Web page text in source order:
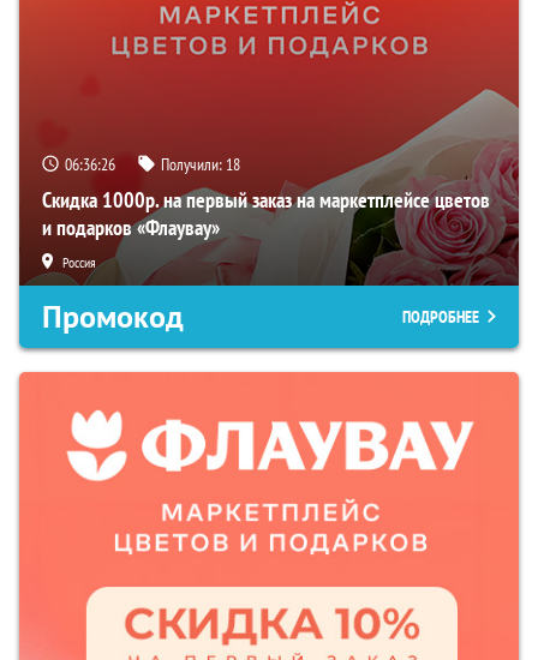
06:36:25 Получили: 18
Скидка 1000р. на первый заказ на маркетплейсе цветов
и подарков «Флаувау»
Россия
Промокод ПОДРОБНЕЕ